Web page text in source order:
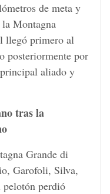
de meta y
Montagna
llegó primero al
posteriormente por
aliado y
tras la
Grande di
Garofoli, Silva,
perdió